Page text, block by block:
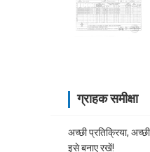
ग्राहक समीक्षा
अच्छी प्रतिक्रिया,
इसे बनाए रखें!